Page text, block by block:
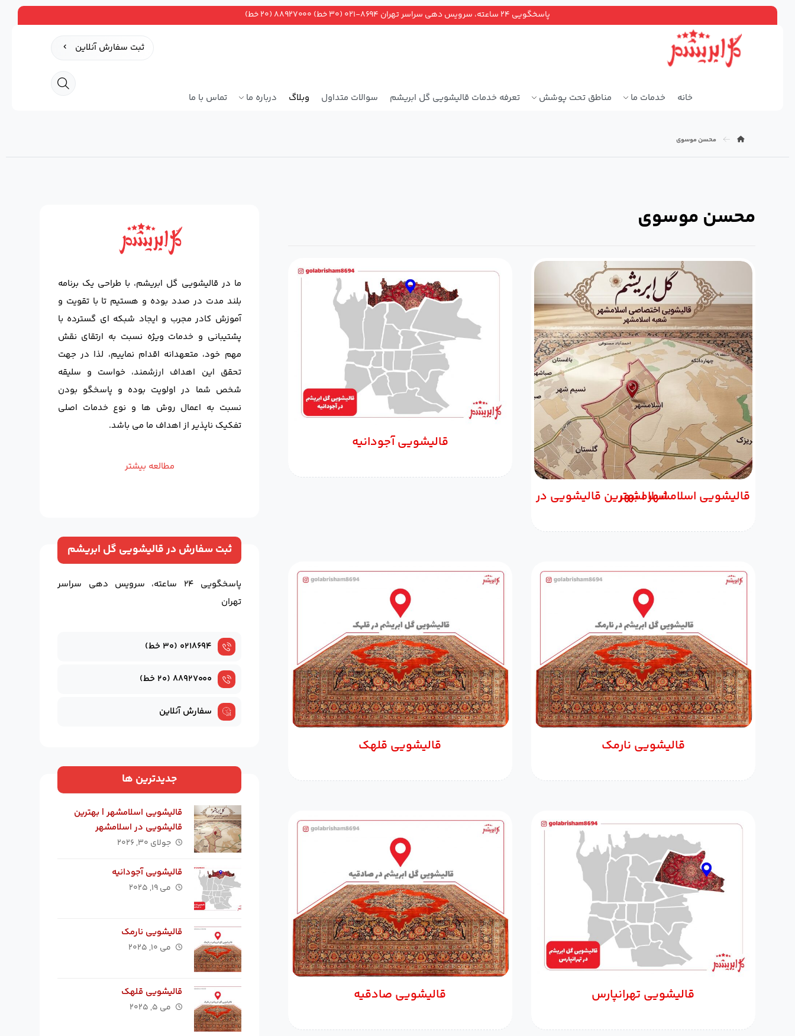
پاسخگویی ۲۴ ساعته، سرویس دهی سراسر تهران ۸۶۹۴-۰۲۱ (۳۰ خط) ۸۸۹۲۷۰۰۰ (۲۰ خط)
خانه خدمات ما مناطق تحت پوشش تعرفه خدمات قالیشویی گل ابریشم سوالات متداول وبلاگ درباره ما تماس با ما
ثبت سفارش آنلاین
محسن موسوی
محسن موسوی
قالیشویی اسلامشهر | بهترین قالیشویی در اسلامشهر
قالیشویی آجودانیه
قالیشویی نارمک قالیشویی قلهک
قالیشویی تهرانپارس قالیشویی صادقیه
ما در قالیشویی گل ابریشم، با طراحی یک برنامه
بلند مدت در صدد بوده و هستیم تا با تقویت و
آموزش کادر مجرب و ایجاد شبکه ای گسترده با
پشتیبانی و خدمات ویژه نسبت به ارتقای نقش
مهم خود، متعهدانه اقدام نماییم، لذا در جهت
تحقق این اهداف ارزشمند، خواست و سلیقه
شخص شما در اولویت بوده و پاسخگو بودن
نسبت به اعمال روش ها و نوع خدمات اصلی
تفکیک ناپذیر از اهداف ما می باشد.
مطالعه بیشتر
ثبت سفارش در قالیشویی گل ابریشم
پاسخگویی ۲۴ ساعته، سرویس دهی سراسر
تهران
۰۲۱۸۶۹۴ (۳۰ خط)
۸۸۹۲۷۰۰۰ (۲۰ خط)
سفارش آنلاین
جدیدترین ها
قالیشویی اسلامشهر | بهترین
قالیشویی در اسلامشهر
جولای ۳۰, ۲۰۲۶
قالیشویی آجودانیه
می ۱۹, ۲۰۲۵
قالیشویی نارمک
می ۱۰, ۲۰۲۵
قالیشویی قلهک
می ۵, ۲۰۲۵